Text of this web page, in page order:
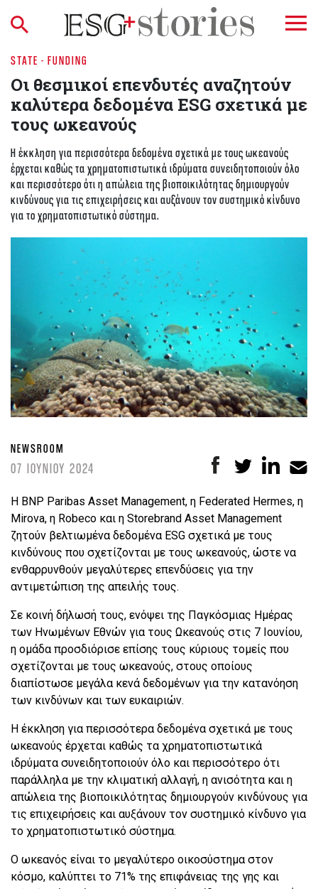
STATE - FUNDING
Οι θεσμικοί επενδυτές αναζητούν
καλύτερα δεδομένα ESG σχετικά με
τους ωκεανούς
Η έκκληση για περισσότερα δεδομένα σχετικά με τους ωκεανούς
έρχεται καθώς τα χρηματοπιστωτικά ιδρύματα συνειδητοποιούν όλο
και περισσότερο ότι η απώλεια της βιοποικιλότητας δημιουργούν
κινδύνους για τις επιχειρήσεις και αυξάνουν τον συστημικό κίνδυνο
για το χρηματοπιστωτικό σύστημα.
NEWSROOM
07 ΙΟΥΝΙΟΥ 2024
Η BNP Paribas Asset Management, η Federated Hermes, η
Mirova, η Robeco και η Storebrand Asset Management
ζητούν βελτιωμένα δεδομένα ESG σχετικά με τους
κινδύνους που σχετίζονται με τους ωκεανούς, ώστε να
ενθαρρυνθούν μεγαλύτερες επενδύσεις για την
αντιμετώπιση της απειλής τους.
Σε κοινή δήλωσή τους, ενόψει της Παγκόσμιας Ημέρας
των Ηνωμένων Εθνών για τους Ωκεανούς στις 7 Ιουνίου,
η ομάδα προσδιόρισε επίσης τους κύριους τομείς που
σχετίζονται με τους ωκεανούς, στους οποίους
διαπίστωσε μεγάλα κενά δεδομένων για την κατανόηση
των κινδύνων και των ευκαιριών.
Η έκκληση για περισσότερα δεδομένα σχετικά με τους
ωκεανούς έρχεται καθώς τα χρηματοπιστωτικά
ιδρύματα συνειδητοποιούν όλο και περισσότερο ότι
παράλληλα με την κλιματική αλλαγή, η ανισότητα και η
απώλεια της βιοποικιλότητας δημιουργούν κινδύνους για
τις επιχειρήσεις και αυξάνουν τον συστημικό κίνδυνο για
το χρηματοπιστωτικό σύστημα.
Ο ωκεανός είναι το μεγαλύτερο οικοσύστημα στον
κόσμο, καλύπτει το 71% της επιφάνειας της γης και